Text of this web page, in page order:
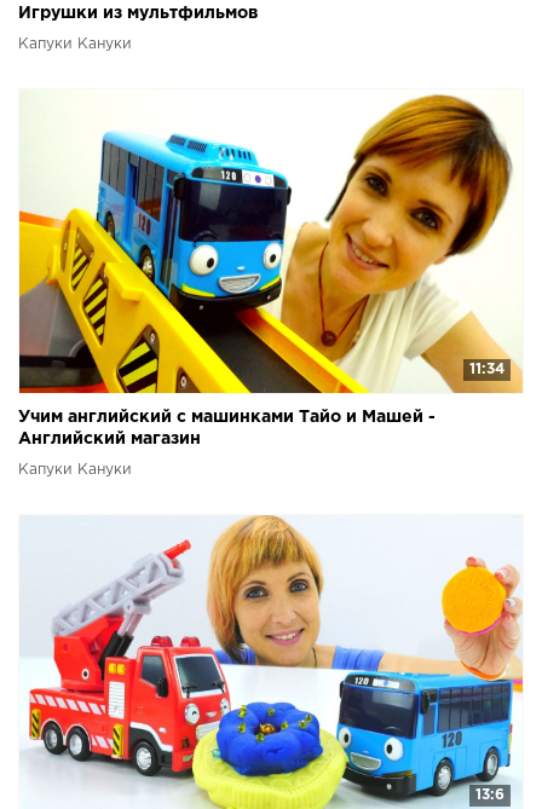
Игрушки из мультфильмов
Капуки Кануки
11:34
Учим английский с машинками Тайо и Машей -
Английский магазин
Капуки Кануки
13:6